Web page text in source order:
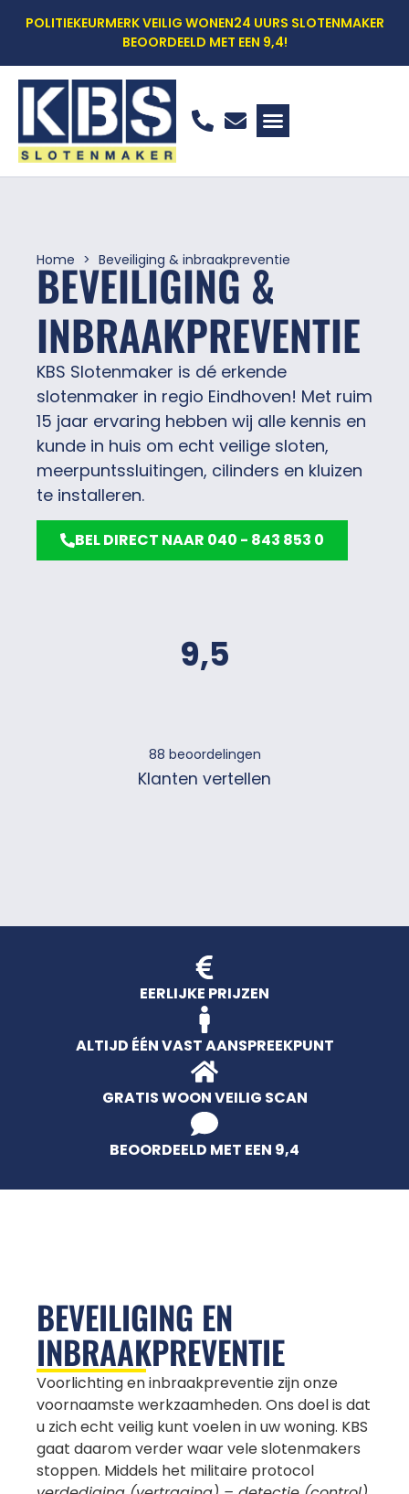
POLITIEKEURMERK VEILIG WONEN24 UURS SLOTENMAKER
BEOORDEELD MET EEN 9,4!
Home Beveiliging & inbraakpreventie
BEVEILIGING &
INBRAAKPREVENTIE
KBS Slotenmaker is dé erkende
slotenmaker in regio Eindhoven! Met ruim
15 jaar ervaring hebben wij alle kennis en
kunde in huis om echt veilige sloten,
meerpuntssluitingen, cilinders en kluizen
te installeren.
BEL DIRECT NAAR 040 - 843 853 0
9,5
88 beoordelingen
Klanten vertellen
EERLIJKE PRIJZEN
ALTIJD ÉÉN VAST AANSPREEKPUNT
GRATIS WOON VEILIG SCAN
BEOORDEELD MET EEN 9,4
BEVEILIGING EN
INBRAAKPREVENTIE
Voorlichting en inbraakpreventie zijn onze
voornaamste werkzaamheden. Ons doel is dat
u zich echt veilig kunt voelen in uw woning. KBS
gaat daarom verder waar vele slotenmakers
stoppen. Middels het militaire protocol